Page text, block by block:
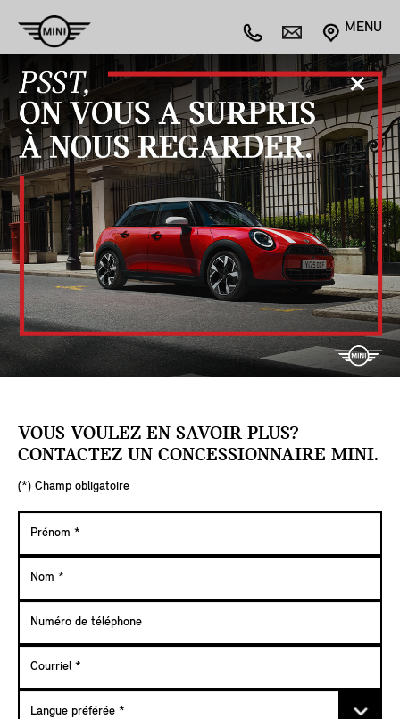
MENU
Acheter maintenant
L’INVENTAIRE DE
VÉHICULES
NEUFS.
Le Tout Électrique
Countryman VUS
PRÉCÉDENT
VOUS VOULEZ EN SAVOIR PLUS?
CONTACTEZ UN CONCESSIONNAIRE MINI.
(*) Champ obligatoire